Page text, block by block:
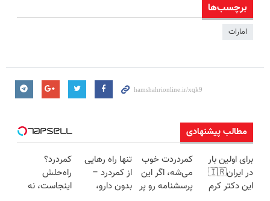
برچسب‌ها
امارات
مطالب پیشنهادی
برای اولین بار
در ایران🇮🇷
این دکتر کرم
کمردردت خوب
می‌شه، اگر این
پرسشنامه رو پر
تنها راه رهایی
از کمردرد –
بدون دارو،
کمردرد؟
راه‌حلش
اینجاست، نه